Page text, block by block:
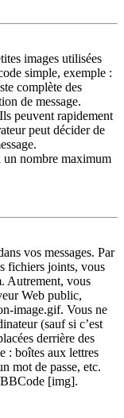
images utilisées
simple, exemple :
complète des
de message.
peuvent rapidement
peut décider de
un nombre maximum
vos messages. Par
fichiers joints, vous
Autrement, vous
Web public,
image.gif. Vous ne
(sauf si c’est
derrière des
: boîtes aux lettres
mot de passe, etc.
[img].